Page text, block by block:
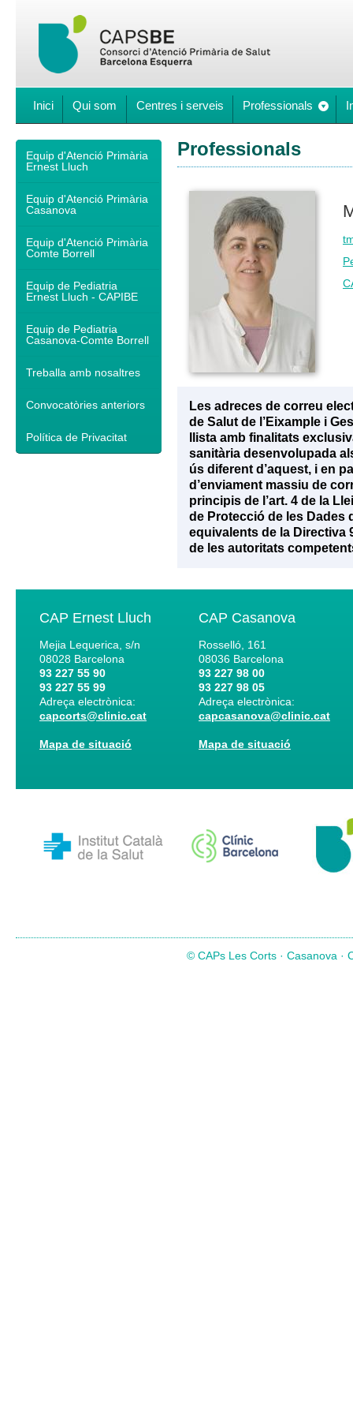
Inici Qui som Centres i serveis Professionals
Equip d'Atenció Primària
Ernest Lluch
Equip d'Atenció Primària
Casanova
Equip d'Atenció Primària
Comte Borrell
Equip de Pediatria
Ernest Lluch - CAPIBE
Equip de Pediatria
Casanova-Comte Borrell
Treballa amb nosaltres
Convocatòries anteriors
Política de Privacitat
Professionals
Les adreces de correu
de Salut de l’Eixample i
llista amb finalitats
sanitària desenvolupada
ús diferent d’aquest, i en
d’enviament massiu de
principis de l’art. 4 de la
de Protecció de les Dades
equivalents de la Directiva
de les autoritats
CAP Ernest Lluch
Mejia Lequerica, s/n
08028 Barcelona
93 227 55 90
93 227 55 99
Adreça electrònica:
capcorts@clinic.cat
Mapa de situació
CAP Casanova
Rosselló, 161
08036 Barcelona
93 227 98 00
93 227 98 05
Adreça electrònica:
capcasanova@clinic.cat
Mapa de situació
© CAPs Les Corts · Casanova ·